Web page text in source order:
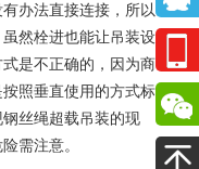
办法直接连接，所以
然栓进也能让吊装设
是不正确的，因为商
照垂直使用的方式标
丝绳超载吊装的现
需注意。